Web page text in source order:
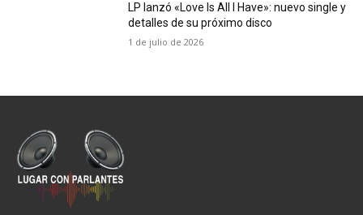
LP lanzó «Love Is All I Have»: nuevo single y
detalles de su próximo disco
1 de julio de 2026